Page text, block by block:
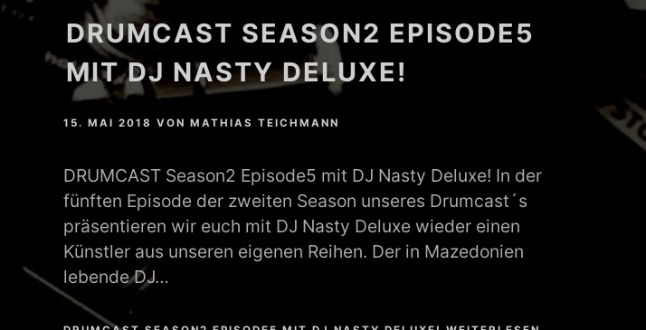
MATHEW BRABHAM
DREA PERLON
FRIEDER MORNEWEG
DRUMCAST SEASON2 EPISODE5
MIT DJ NASTY DELUXE!
15. MAI 2018 VONMATHIAS TEICHMANN
DRUMCAST Season2 Episode5 mit DJ Nasty Deluxe! In der
fünften Episode der zweiten Season unseres Drumcast´s
präsentieren wir euch mit DJ Nasty Deluxe wieder einen
Künstler aus unseren eigenen Reihen. Der in Mazedonien
lebende DJ…